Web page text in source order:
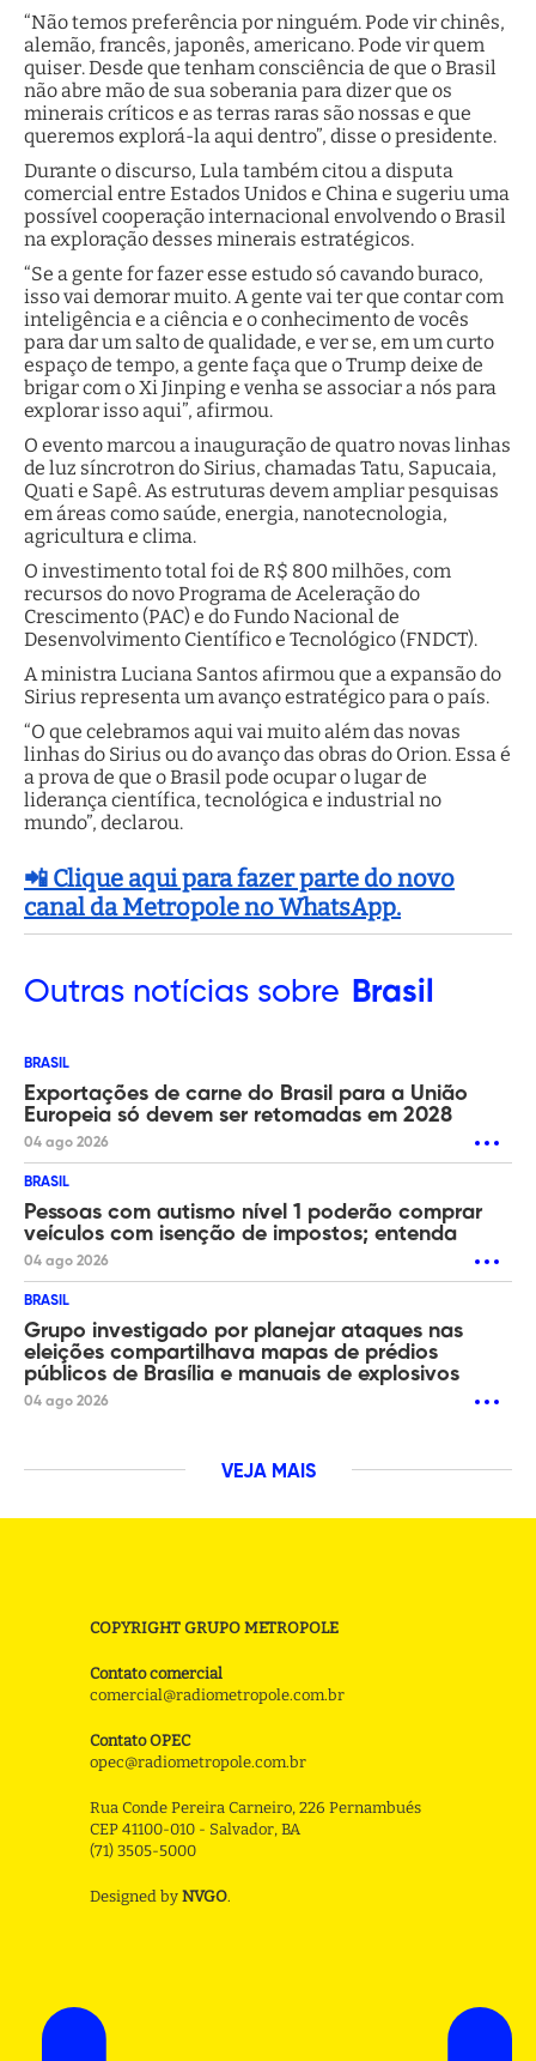
“Não temos preferência por ninguém. Pode vir chinês,
alemão, francês, japonês, americano. Pode vir quem
quiser. Desde que tenham consciência de que o Brasil
não abre mão de sua soberania para dizer que os
minerais críticos e as terras raras são nossas e que
queremos explorá-la aqui dentro”, disse o presidente.
Durante o discurso, Lula também citou a disputa
comercial entre Estados Unidos e China e sugeriu uma
possível cooperação internacional envolvendo o Brasil
na exploração desses minerais estratégicos.
“Se a gente for fazer esse estudo só cavando buraco,
isso vai demorar muito. A gente vai ter que contar com
inteligência e a ciência e o conhecimento de vocês
para dar um salto de qualidade, e ver se, em um curto
espaço de tempo, a gente faça que o Trump deixe de
brigar com o Xi Jinping e venha se associar a nós para
explorar isso aqui”, afirmou.
O evento marcou a inauguração de quatro novas linhas
de luz síncrotron do Sirius, chamadas Tatu, Sapucaia,
Quati e Sapê. As estruturas devem ampliar pesquisas
em áreas como saúde, energia, nanotecnologia,
agricultura e clima.
O investimento total foi de R$ 800 milhões, com
recursos do novo Programa de Aceleração do
Crescimento (PAC) e do Fundo Nacional de
Desenvolvimento Científico e Tecnológico (FNDCT).
A ministra Luciana Santos afirmou que a expansão do
Sirius representa um avanço estratégico para o país.
“O que celebramos aqui vai muito além das novas
linhas do Sirius ou do avanço das obras do Orion. Essa é
a prova de que o Brasil pode ocupar o lugar de
liderança científica, tecnológica e industrial no
mundo”, declarou.
📲 Clique aqui para fazer parte do novo
canal da Metropole no WhatsApp.
Outras notícias sobre Brasil
BRASIL
Exportações de carne do Brasil para a União
Europeia só devem ser retomadas em 2028
04 ago 2026
BRASIL
Pessoas com autismo nível 1 poderão comprar
veículos com isenção de impostos; entenda
04 ago 2026
BRASIL
Grupo investigado por planejar ataques nas
eleições compartilhava mapas de prédios
públicos de Brasília e manuais de explosivos
04 ago 2026
VEJA MAIS
COPYRIGHT GRUPO METROPOLE
Contato comercial
comercial@radiometropole.com.br
Contato OPEC
opec@radiometropole.com.br
Rua Conde Pereira Carneiro, 226 Pernambués
CEP 41100-010 - Salvador, BA
(71) 3505-5000
Designed by NVGO.